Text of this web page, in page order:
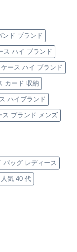
ンド ブランド
ス ハイ ブランド
ース ハイ ブランド
カード 収納
ハイブランド
ス ブランド メンズ
バッグ レディース
気 40 代